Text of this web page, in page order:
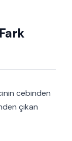
cebinden
çıkan